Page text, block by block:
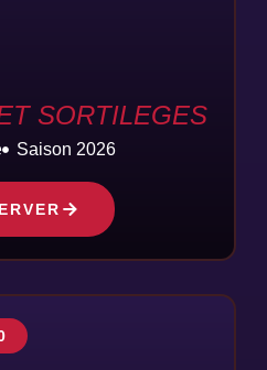
SORTILEGES
Saison 2026